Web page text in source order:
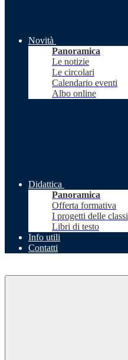
Novità
Panoramica
Le notizie
Le circolari
Calendario eventi
Albo online
Didattica
Panoramica
Offerta formativa
I progetti delle classi
Libri di testo
Info utili
Contatti